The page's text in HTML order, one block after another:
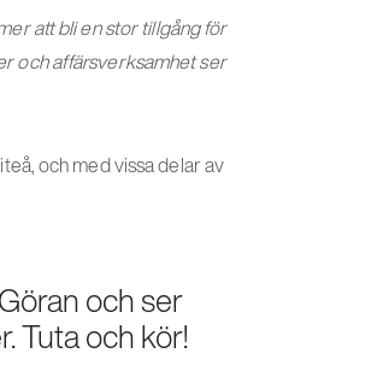
att bli en stor tillgång för
och affärsverksamhet ser
och med vissa delar av
och ser
Tuta och kör!